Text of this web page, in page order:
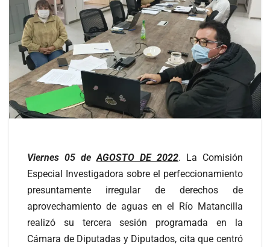
Viernes 05 de AGOSTO DE 2022. La Comisión
Especial Investigadora sobre el perfeccionamiento
presuntamente irregular de derechos de
aprovechamiento de aguas en el Río Matancilla
realizó su tercera sesión programada en la
Cámara de Diputadas y Diputados, cita que centró